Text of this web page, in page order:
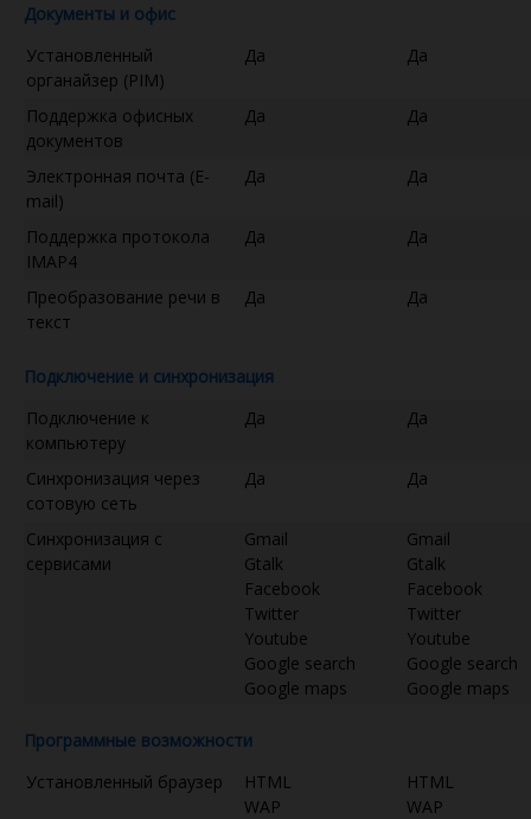
Документы и офис
Установленный
органайзер (PIM)
Да Да
Поддержка офисных
документов
Да Да
Электронная почта (E-
mail)
Да Да
Поддержка протокола
IMAP4
Да Да
Преобразование речи в
текст
Да Да
Подключение и синхронизация
Подключение к
компьютеру
Да Да
Синхронизация через
сотовую сеть
Да Да
Синхронизация с
сервисами
Gmail
Gtalk
Facebook
Twitter
Youtube
Google search
Google maps
Gmail
Gtalk
Facebook
Twitter
Youtube
Google search
Google maps
Программные возможности
Установленный браузер
HTML
WAP
HTML
WAP